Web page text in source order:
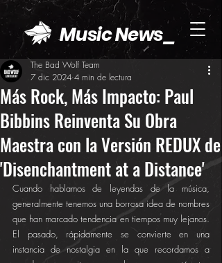
Music News_
Más Rock, Más Impacto: Paul
Bibbins Reinventa Su Obra
Maestra con la Versión REDUX de
'Disenchantment at a Distance'
The Bad Wolf Team
7 dic 2024 4 min de lectura
Cuando hablamos de leyendas de la música,
generalmente tenemos una borrosa idea de nombres
que han marcado tendencia en tiempos muy lejanos.
El pasado, rápidamente se convierte en una
instancia de nostalgia en la que recordamos a